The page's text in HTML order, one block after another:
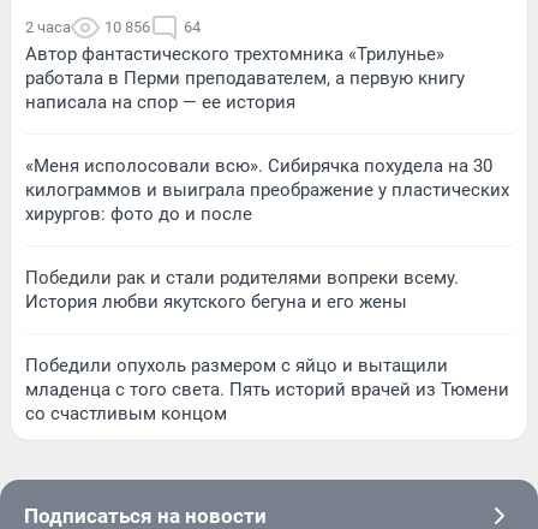
2 часа 10 856 64
Автор фантастического трехтомника «Трилунье»
работала в Перми преподавателем, а первую книгу
написала на спор — ее история
«Меня исполосовали всю». Сибирячка похудела на 30
килограммов и выиграла преображение у пластических
хирургов: фото до и после
Победили рак и стали родителями вопреки всему.
История любви якутского бегуна и его жены
Победили опухоль размером с яйцо и вытащили
младенца с того света. Пять историй врачей из Тюмени
со счастливым концом
Подписаться на новости